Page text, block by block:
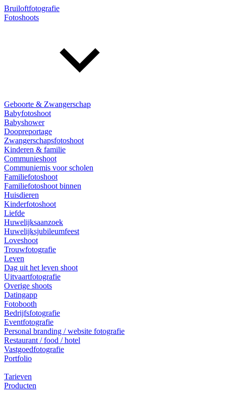
Bruiloftfotografie
Fotoshoots
Geboorte & Zwangerschap
Babyfotoshoot
Babyshower
Doopreportage
Zwangerschapsfotoshoot
Kinderen & familie
Communieshoot
Communiemis voor scholen
Familiefotoshoot
Familiefotoshoot binnen
Huisdieren
Kinderfotoshoot
Liefde
Huwelijksaanzoek
Huwelijksjubileumfeest
Loveshoot
Trouwfotografie
Leven
Dag uit het leven shoot
Uitvaartfotografie
Overige shoots
Datingapp
Fotobooth
Bedrijfsfotografie
Eventfotografie
Personal branding / website fotografie
Restaurant / food / hotel
Vastgoedfotografie
Portfolio
Tarieven
Producten